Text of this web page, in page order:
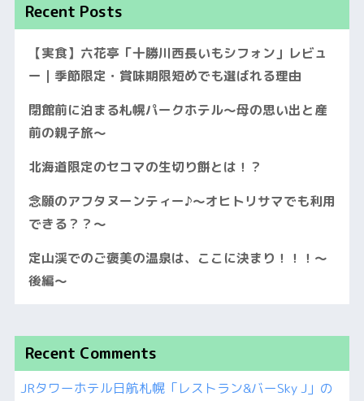
Recent Posts
【実食】六花亭「十勝川西長いもシフォン」レビュ
ー｜季節限定・賞味期限短めでも選ばれる理由
閉館前に泊まる札幌パークホテル〜母の思い出と産
前の親子旅〜
北海道限定のセコマの生切り餅とは！？
念願のアフタヌーンティー♪〜オヒトリサマでも利用
できる？？〜
定山渓でのご褒美の温泉は、ここに決まり！！！〜
後編〜
Recent Comments
JRタワーホテル日航札幌「レストラン&バーSky J」の